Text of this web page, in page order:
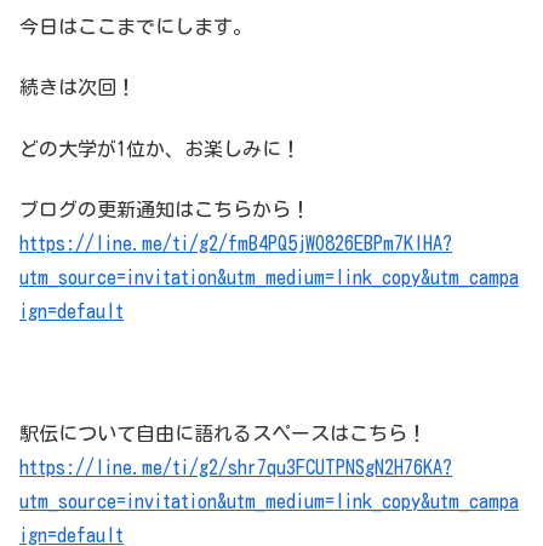
今日はここまでにします。
続きは次回！
どの大学が1位か、お楽しみに！
ブログの更新通知はこちらから！
https://line.me/ti/g2/fmB4PQ5jWO826EBPm7KIHA?
utm_source=invitation&utm_medium=link_copy&utm_campa
ign=default
駅伝について自由に語れるスペースはこちら！
https://line.me/ti/g2/shr7qu3FCUTPNSgN2H76KA?
utm_source=invitation&utm_medium=link_copy&utm_campa
ign=default